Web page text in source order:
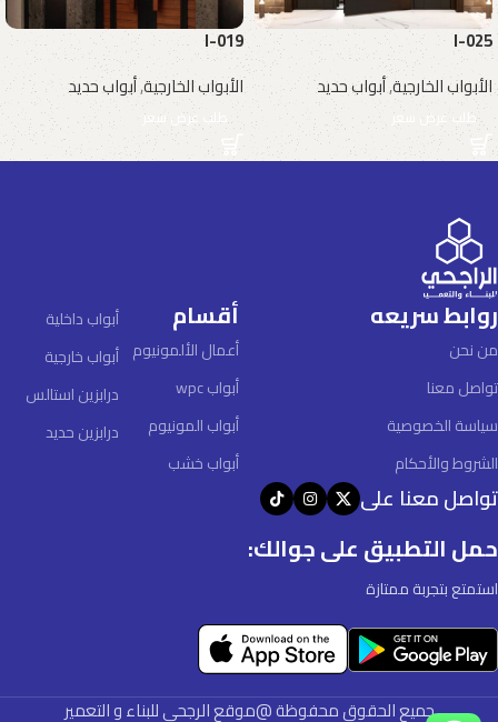
I-025
الأبواب الخارجية,أبواب حديد
طلب عرض سعر
I-019
الأبواب الخارجية,أبواب حديد
طلب عرض سعر
روابط سريعه
من نحن
تواصل معنا
سياسة الخصوصية
الشروط والأحكام
أقسام
أعمال الألمونيوم
أبواب wpc
أبواب المونيوم
أبواب خشب
أبواب داخلية
أبواب خارجية
درابزين استالس
درابزين حديد
تواصل معنا على
حمل التطبيق على جوالك:
استمتع بتجربة ممتازة
جميع الحقوق محفوظة @موقع الرجحى للبناء و التعمير